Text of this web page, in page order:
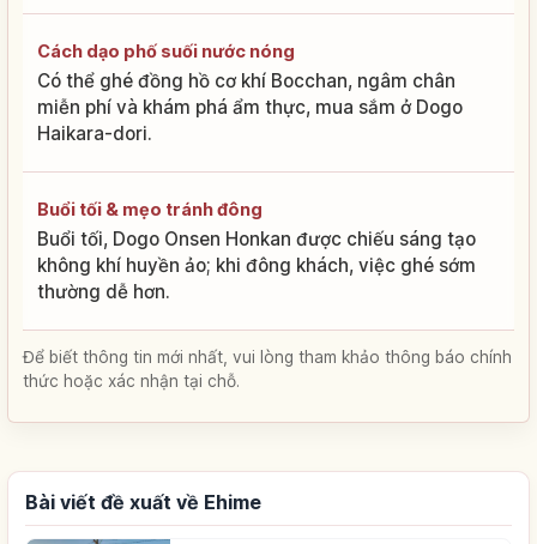
Cách dạo phố suối nước nóng
Có thể ghé đồng hồ cơ khí Bocchan, ngâm chân
miễn phí và khám phá ẩm thực, mua sắm ở Dogo
Haikara-dori.
Buổi tối & mẹo tránh đông
Buổi tối, Dogo Onsen Honkan được chiếu sáng tạo
không khí huyền ảo; khi đông khách, việc ghé sớm
thường dễ hơn.
Để biết thông tin mới nhất, vui lòng tham khảo thông báo chính
thức hoặc xác nhận tại chỗ.
Bài viết đề xuất về Ehime